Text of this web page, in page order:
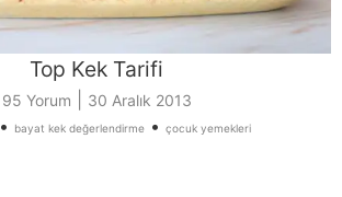
Top Kek Tarifi
95 Yorum 30 Aralık 2013
• bayat kek değerlendirme • çocuk yemekleri